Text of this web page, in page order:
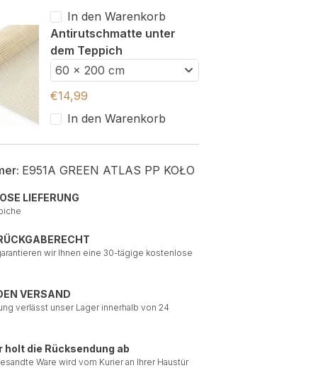
In den Warenkorb
Antirutschmatte unter
dem Teppich
60 x 200 cm
€14,99
In den Warenkorb
E951A GREEN ATLAS PP KOŁO
LIEFERUNG
wir Ihnen eine 30-tägige kostenlose
VERSAND
verlässt unser Lager innerhalb von 24
holt die Rücksendung ab
Ware wird vom Kurier an Ihrer Haustür